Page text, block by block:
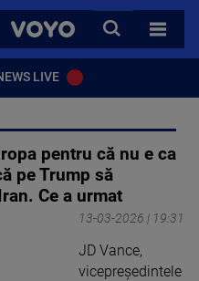
VOYO
CAUTA
TOATE
LIVE
pentru că nu e ca
pe Trump să
Ce a urmat
13-03-2026 | 19:31
JD Vance,
vicepreședintele